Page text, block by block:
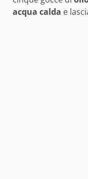
acqua calda e